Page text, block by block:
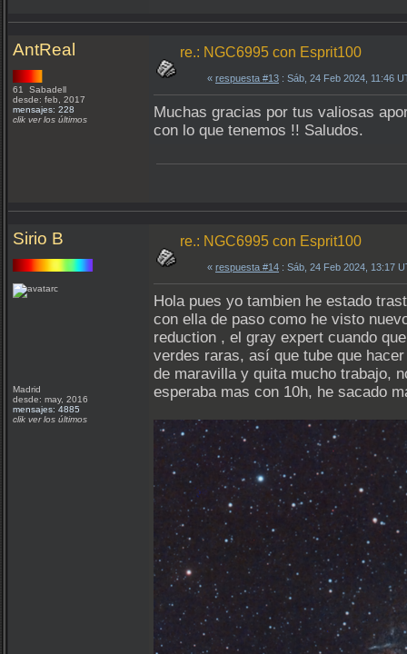
AntReal
61 Sabadell
desde: feb, 2017
mensajes: 228
clik ver los últimos
re.: NGC6995 con Esprit100
« respuesta #13 : Sáb, 24 Feb 2024, 11:46
Muchas gracias por tus valiosas
con lo que tenemos !! Saludos.
Sirio B
Madrid
desde: may, 2016
mensajes: 4885
clik ver los últimos
re.: NGC6995 con Esprit100
« respuesta #14 : Sáb, 24 Feb 2024, 13:17
Hola pues yo tambien he estado
con ella de paso como he visto
reduction , el gray expert cuando
verdes raras, así que tube que
de maravilla y quita mucho trabajo,
esperaba mas con 10h, he sacado